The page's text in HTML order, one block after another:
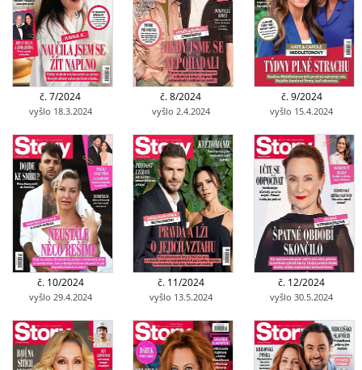
č. 7/2024
vyšlo 18.3.2024
č. 8/2024
vyšlo 2.4.2024
č. 9/2024
vyšlo 15.4.2024
č. 10/2024
vyšlo 29.4.2024
č. 11/2024
vyšlo 13.5.2024
č. 12/2024
vyšlo 30.5.2024